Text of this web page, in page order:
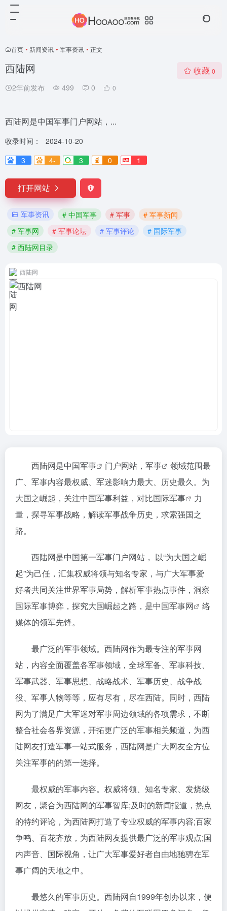
首页 • 新闻资讯 • 军事资讯 • 正文
西陆网
2年前发布 499 0 0
收藏 0
西陆网是中国军事门户网站，...
收录时间：
2024-10-20
3
4- 3 0 1
打开网站
军事资讯 # 中国军事 # 军事
# 军事新闻
# 军事网
# 军事论坛 # 军事评论
# 国际军事
# 西陆网目录
西陆网
西陆网是中国军事 门户网站， 军事
领域范围最
广、军事内容最权威、军迷影响力最大、历史最久。为
大国之崛起，关注中国军事利益，对比国际军事
力
量，探寻军事战略，解读军事战争历史，求索强国之
路。
西陆网是中国第一军事门户网站， 以“为大国之崛
起”为己任，汇集权威将领与知名专家，与广大军事爱
好者共同关注世界军事局势，解析军事热点事件，洞察
国际军事博弈，探究大国崛起之路，是中国军事网
络
媒体的领军先锋。
最广泛的军事领域。西陆网作为最专注的军事网
站，内容全面覆盖各军事领域，全球军备、军事科技、
军事武器、军事思想、战略战术、军事历史、战争战
役、军事人物等等，应有尽有，尽在西陆。同时，西陆
网为了满足广大军迷对军事周边领域的各项需求，不断
整合社会各界资源，开拓更广泛的军事相关频道，为西
陆网友打造军事一站式服务，西陆网是广大网友全方位
关注军事的的第一选择。
最权威的军事内容。权威将领、知名专家、发烧级
网友，聚合为西陆网的军事智库;及时的新闻报道，热点
的特约评论，为西陆网打造了专业权威的军事内容;百家
争鸣、百花齐放，为西陆网友提供最广泛的军事观点;国
内声音、国际视角，让广大军事爱好者自由地驰骋在军
事广阔的天地之中。
最悠久的军事历史。西陆网自1999年创办以来，便